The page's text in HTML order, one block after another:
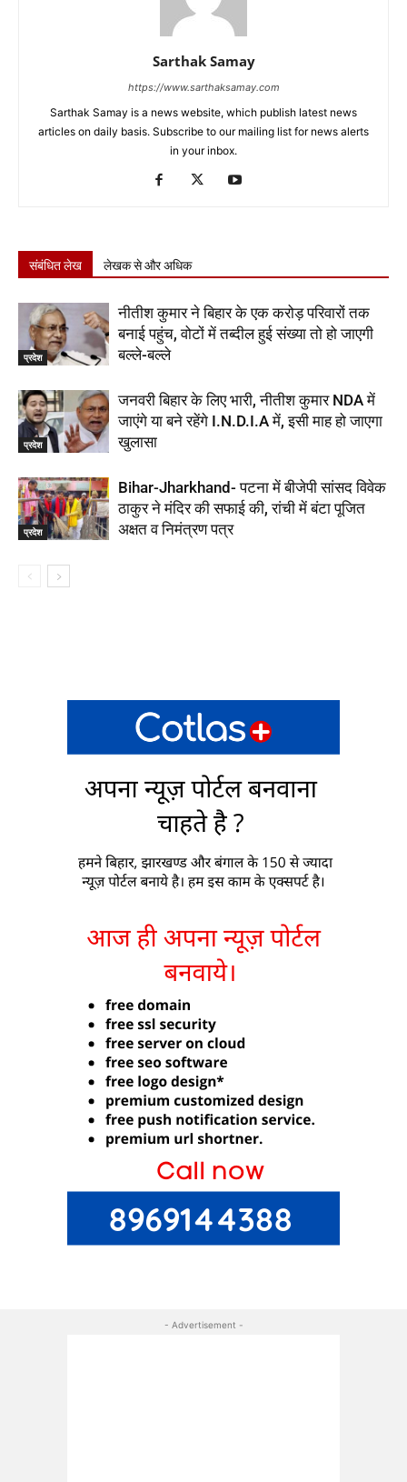
Sarthak Samay
https://www.sarthaksamay.com
Sarthak Samay is a news website, which publish latest news
articles on daily basis. Subscribe to our mailing list for news alerts
in your inbox.
संबंधित लेख लेखक से और अधिक
प्रदेश
नीतीश कुमार ने बिहार के एक करोड़ परिवारों तक
बनाई पहुंच, वोटों में तब्दील हुई संख्या तो हो जाएगी
बल्ले-बल्ले
प्रदेश
जनवरी बिहार के लिए भारी, नीतीश कुमार NDA में
जाएंगे या बने रहेंगे I.N.D.I.A में, इसी माह हो जाएगा
खुलासा
प्रदेश
Bihar-Jharkhand- पटना में बीजेपी सांसद विवेक
ठाकुर ने मंदिर की सफाई की, रांची में बंटा पूजित
अक्षत व निमंत्रण पत्र
- Advertisement -